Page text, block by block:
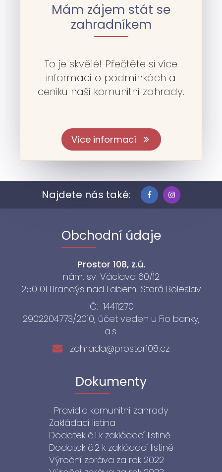
Mám zájem stát se
zahradníkem
To je skvělé! Přečtěte si více
informací o podmínkách a
ceníku naší komunitní zahrady.
Více informací
Najdete nás také:
Obchodní údaje
Prostor 108, z.ú.
nám. sv. Václava 60/12
250 01 Brandýs nad Labem-Stará Boleslav
IČ: 14411270
2902204773/2010, účet veden u Fio banky,
a.s.
zahrada@prostor108.cz
Dokumenty
Pravidla komunitní zahrady
Zakládací listina
Dodatek č.1 k zakládací listině
Dodatek č.2 k zakládací listině
Výroční zpráva za rok 2022